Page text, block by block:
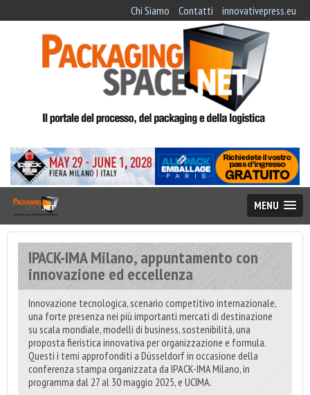
Chi Siamo Contatti innovativepress.eu
MENU
IPACK-IMA Milano, appuntamento con
innovazione ed eccellenza
Innovazione tecnologica, scenario competitivo internazionale,
una forte presenza nei più importanti mercati di destinazione
su scala mondiale, modelli di business, sostenibilità, una
proposta fieristica innovativa per organizzazione e formula.
Questi i temi approfonditi a Düsseldorf in occasione della
conferenza stampa organizzata da IPACK-IMA Milano, in
programma dal 27 al 30 maggio 2025, e UCIMA.